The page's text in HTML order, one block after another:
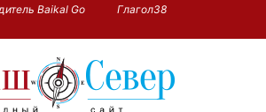
Baikal Go
Глагол38